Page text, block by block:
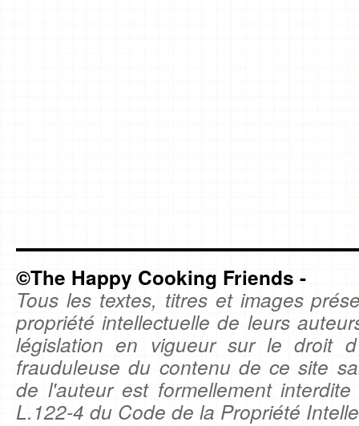
©The Happy Cooking Friends -
Tous les textes, titres et images
propriété intellectuelle de leurs
législation en vigueur sur le droit
frauduleuse du contenu de ce site
de l'auteur est formellement
L.122-4 du Code de la Propriété